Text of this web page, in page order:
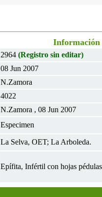
Información
2964 (Registro sin editar)
08 Jun 2007
N.Zamora
4022
N.Zamora , 08 Jun 2007
Especimen
La Selva, OET; La Arboleda.
Epífita, Infértil con hojas